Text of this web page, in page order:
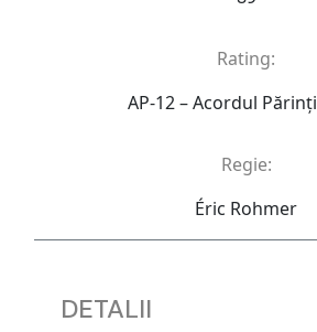
Rating:
AP-12 – Acordul
Regie:
Éric Rohmer
DETALII